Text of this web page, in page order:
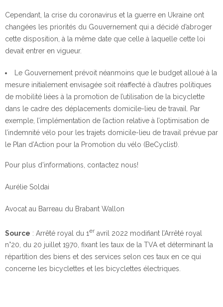
Cependant, la crise du coronavirus et la guerre en Ukraine ont
changées les priorités du Gouvernement qui a décidé d’abroger
cette disposition, à la même date que celle à laquelle cette loi
devait entrer en vigueur.
Le Gouvernement prévoit néanmoins que le budget alloué à la
mesure initialement envisagée soit réaffecté à d’autres politiques
de mobilité liées à la promotion de l’utilisation de la bicyclette
dans le cadre des déplacements domicile-lieu de travail. Par
exemple, l’implémentation de l’action relative à l’optimisation de
l’indemnité vélo pour les trajets domicile-lieu de travail prévue par
le Plan d’Action pour la Promotion du vélo (BeCyclist).
Pour plus d’informations, contactez nous!
Aurélie Soldai
Avocat au Barreau du Brabant Wallon
Source : Arrêté royal du 1er avril 2022 modifiant l’Arrêté royal
n°20, du 20 juillet 1970, fixant les taux de la TVA et déterminant la
répartition des biens et des services selon ces taux en ce qui
concerne les bicyclettes et les bicyclettes électriques.